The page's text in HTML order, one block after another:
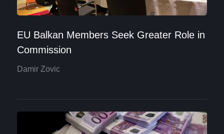
EU Balkan Members Seek Greater Role in
Commission
Damir Zovic